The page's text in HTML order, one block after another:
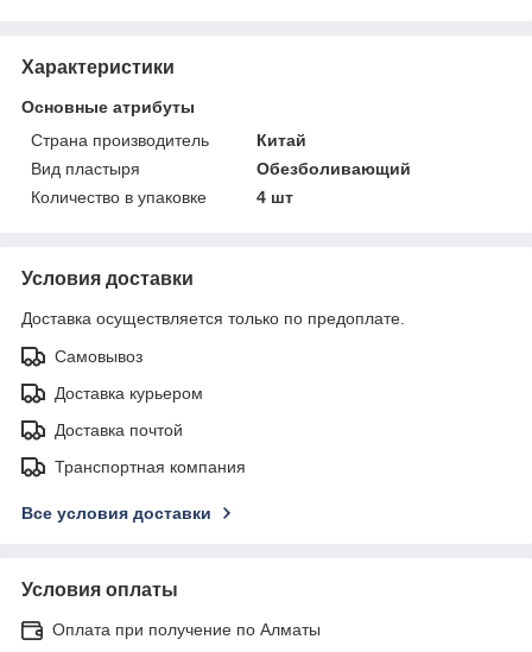
Характеристики
Основные атрибуты
Страна производитель
Китай
Вид пластыря
Обезболивающий
Количество в упаковке
4 шт
Условия доставки
Доставка осуществляется только по предоплате.
Самовывоз
Доставка курьером
Доставка почтой
Транспортная компания
Все условия доставки
Условия оплаты
Оплата при получение по Алматы